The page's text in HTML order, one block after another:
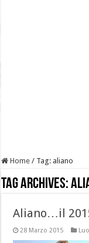
Home / Tag: aliano
Tag Archives:
Aliano…il
28 Marzo 2015